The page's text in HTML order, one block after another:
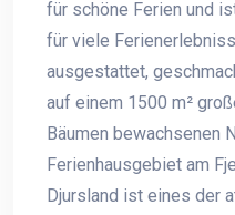
für schöne Ferien und
für viele
ausgestattet,
auf einem 1500 m²
Bäumen bewachsenen
Ferienhausgebiet am
Djursland ist eines der